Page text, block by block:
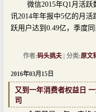
微信2015年Q1月活跃
讯2014年年报中5亿的月
跃用户达到0.49亿，季度
作者:码头挑夫 | 分类:原文
2016年03月15日
又到一年消费者权益日
司